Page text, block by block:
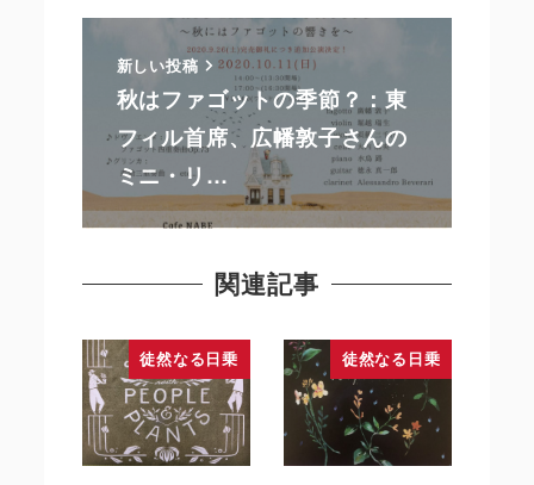
新しい投稿
秋はファゴットの季節？：東
フィル首席、広幡敦子さんの
ミニ・リ…
関連記事
徒然なる日乗 徒然なる日乗